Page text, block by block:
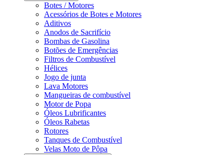
Botes / Motores
Acessórios de Botes e Motores
Aditivos
Anodos de Sacrifício
Bombas de Gasolina
Botões de Emergências
Filtros de Combustível
Hélices
Jogo de junta
Lava Motores
Mangueiras de combustível
Motor de Popa
Óleos Lubrificantes
Óleos Rabetas
Rotores
Tanques de Combustível
Velas Moto de Pôpa